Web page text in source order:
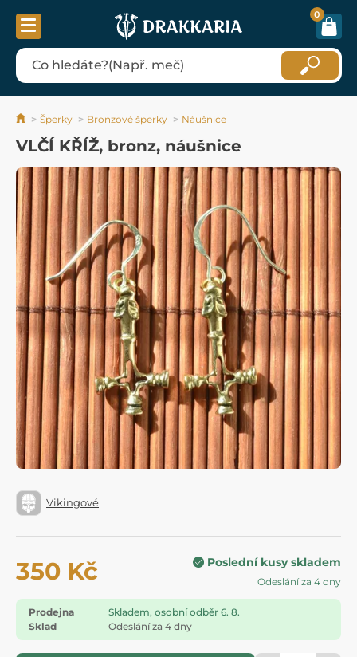
0
Šperky Bronzové šperky Náušnice
VLČÍ KŘÍŽ, bronz, náušnice
Vikingové
350 Kč Poslední kusy skladem
Odeslání za 4 dny
Prodejna
Skladem, osobní odběr 6. 8.
Sklad
Odeslání za 4 dny